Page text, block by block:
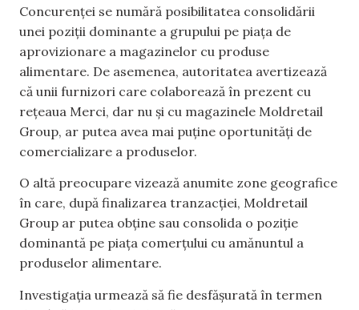
Concurenței se numără posibilitatea consolidării
unei poziții dominante a grupului pe piața de
aprovizionare a magazinelor cu produse
alimentare. De asemenea, autoritatea avertizează
că unii furnizori care colaborează în prezent cu
rețeaua Merci, dar nu și cu magazinele Moldretail
Group, ar putea avea mai puține oportunități de
comercializare a produselor.
O altă preocupare vizează anumite zone geografice
în care, după finalizarea tranzacției, Moldretail
Group ar putea obține sau consolida o poziție
dominantă pe piața comerțului cu amănuntul a
produselor alimentare.
Investigația urmează să fie desfășurată în termen